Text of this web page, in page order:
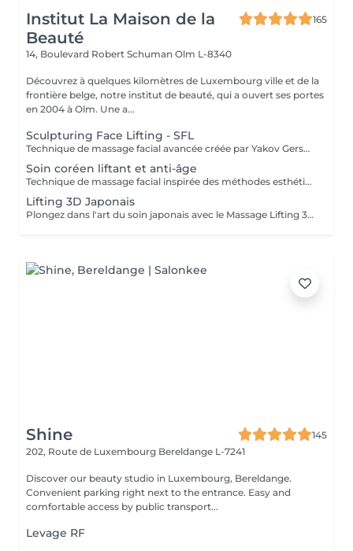
Institut La Maison de la
Beauté
165
14, Boulevard Robert Schuman Olm L-8340
Découvrez à quelques kilomètres de Luxembourg ville et de la
frontière belge, notre institut de beauté, qui a ouvert ses portes
en 2004 à Olm. Une a...
Sculpturing Face Lifting - SFL
Technique de massage facial avancée créée par Yakov Gershkovich qui travaille en profondeur les muscles du visage, du cou et du décolleté afin de lifter, tonifier et redessiner les contours naturels du visage. Ce massage combine des manuvres externes sculptantes et profondes permettant de relâcher les tensions musculaires, stimuler la circulation et améliorer la fermeté de la peau. Une technique intrabuccale (à l'intérieur de la bouche) peut être intégrée au soin pour un travail musculaire encore plus ciblé. Cette étape reste facultative : si vous préférez ne pas la recevoir, le travail musculaire est intensifié par des manuvres externes. Le tarif du soin reste inchangé. Résultats recherchés : - effet liftant naturel - visage plus sculpté et détendu - amélioration du tonus musculaire - peau plus lumineuse
Soin coréen liftant et anti-âge
Technique de massage facial inspirée des méthodes esthétiques coréennes, conçue pour travailler en profondeur la peau, les muscles et les ligaments de soutien du visage. Ces structures jouent un rôle essentiel dans la fermeté et le maintien naturel des tissus. Grâce à des manuvres sculptantes, des pressions profondes et la stimulation de points spécifiques, ce soin relance la circulation sanguine et lymphatique, détend les tensions musculaires et revitalise les tissus. Le travail ciblé sur les ligaments de rétention du visage aide à soutenir les tissus, améliorer la tonicité et redessiner l'ovale du visage, pour un effet liftant naturel et un aspect plus jeune et reposé. Bénéfices du soin : - effet liftant naturel - peau plus ferme et tonifiée - contours du visage redéfinis - diminution des tensions et des gonflements - teint plus lumineux et revitalisé.
Lifting 3D Japonais
Plongez dans l'art du soin japonais avec le Massage Lifting 3D, une technique manuelle puissante qui lifte naturellement le visage tout en procurant une détente profonde. Par des gestes précis et dynamiques, ce soin stimule les muscles, redessine les contours, lisse les rides et ravive l'éclat dès la première séance. Formées directement par la créatrice de la méthode venue du Japon, nous vous offrons un soin authentique et hautement efficace, agissant autant sur la beauté du visage que sur l'équilibre global du corps et de l'esprit.
Shine
145
202, Route de Luxembourg Bereldange L-7241
Discover our beauty studio in Luxembourg, Bereldange.
Convenient parking right next to the entrance. Easy and
comfortable access by public transport...
Levage RF